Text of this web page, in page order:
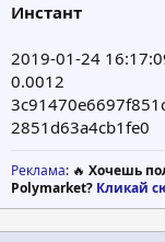
Инстант
2019-01-24
0.0012
2851d63a4cb1fe0
Реклама: 🔥 Хочешь
Polymarket? Кликай